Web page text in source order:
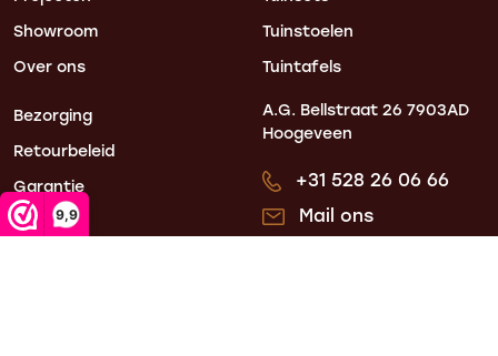
9,9
Showroom
Over ons
Tuinstoelen
Tuintafels
Bezorging
Retourbeleid
Garantie
Blogs
A.G. Bellstraat 26 7903AD
Hoogeveen
+31 528 26 06 66
Mail ons